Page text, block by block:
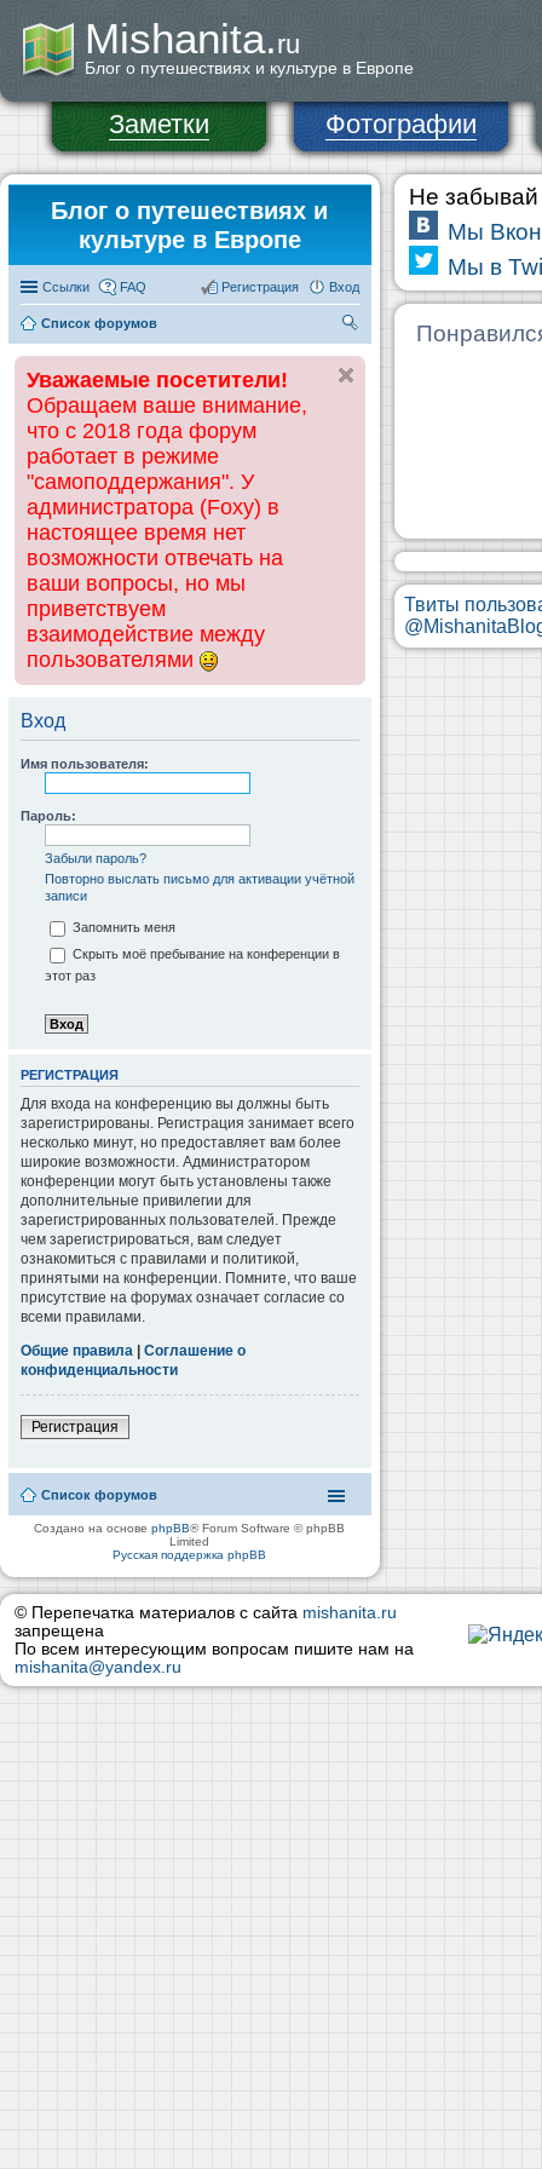
Mishanita.ru
Блог о путешествиях и культуре в Европе
Заметки Фотографии
Блог о путешествиях и
культуре в Европе
Ссылки FAQ Вход
Регистрация
Список форумов
ск
Уважаемые посетители!
Обращаем ваше внимание,
что с 2018 года форум
работает в режиме
"самоподдержания". У
администратора (Foxy) в
настоящее время нет
возможности отвечать на
ваши вопросы, но мы
приветствуем
взаимодействие между
пользователями
Вход
Имя пользователя:
Пароль:
Забыли пароль?
Повторно выслать письмо для активации учётной
записи
Запомнить меня
Скрыть моё пребывание на конференции в
этот раз
РЕГИСТРАЦИЯ
Для входа на конференцию вы должны быть
зарегистрированы. Регистрация занимает всего
несколько минут, но предоставляет вам более
широкие возможности. Администратором
конференции могут быть установлены также
дополнительные привилегии для
зарегистрированных пользователей. Прежде
чем зарегистрироваться, вам следует
ознакомиться с правилами и политикой,
принятыми на конференции. Помните, что ваше
присутствие на форумах означает согласие со
всеми правилами.
Общие правила | Соглашение о
конфиденциальности
Регистрация
Список форумов
Создано на основеphpBB® Forum Software © phpBB
Limited
Русская поддержка phpBB
Не забывай
Мы
Мы в
Твиты
© Перепечатка материалов с сайта mishanita.ru
запрещена
По всем интересующим вопросам пишите нам на
mishanita@yandex.ru